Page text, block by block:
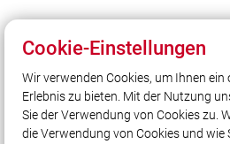
Unser Leitsatz
Gott zur Ehr, dem nächsten zur
Unsere Freizeit für Ihre Sicherheit
Cookie-Einstellungen
Wir verwenden Cookies, um Ihnen
Erlebnis zu bieten. Mit der Nutzung
Sie der Verwendung von Cookies zu.
die Verwendung von Cookies und wie